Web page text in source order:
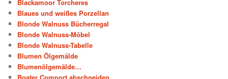
Blackamoor Torcheres
Blaues und weißes Porzellan
Blonde Walnuss Bücherregal
Blonde Walnuss-Möbel
Blonde Walnuss-Tabelle
Blumen Ölgemälde
Blumenölgemälde…